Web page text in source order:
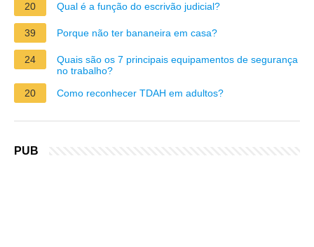
20 Qual é a função do escrivão judicial?
39 Porque não ter bananeira em casa?
24
Quais são os 7 principais equipamentos de segurança
no trabalho?
20
Como reconhecer TDAH em adultos?
PUB